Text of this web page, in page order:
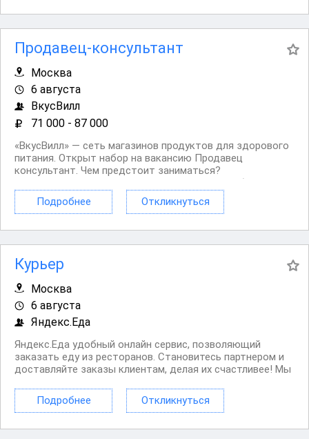
Продавец-консультант
Москва
6 августа
ВкусВилл
71 000 - 87 000
«ВкусВилл» — сеть магазинов продуктов для здорового
питания. Открыт набор на вакансию Продавец
консультант. Чем предстоит заниматься?
Консультировать и помогать покупателям. Работать с
кассой. Оформлять витрины в прикассовой зоне.
Контролировать качество и сроки годности товара,...
Подробнее Откликнуться
Курьер
Москва
6 августа
Яндекс.Еда
Яндекс.Еда удобный онлайн сервис, позволяющий
заказать еду из ресторанов. Становитесь партнером и
доставляйте заказы клиентам, делая их счастливее! Мы
сотрудничающей с сервисом Яндекс.Еда. Условия:
Первая выплата поступает через две недели, далее
Подробнее Откликнуться